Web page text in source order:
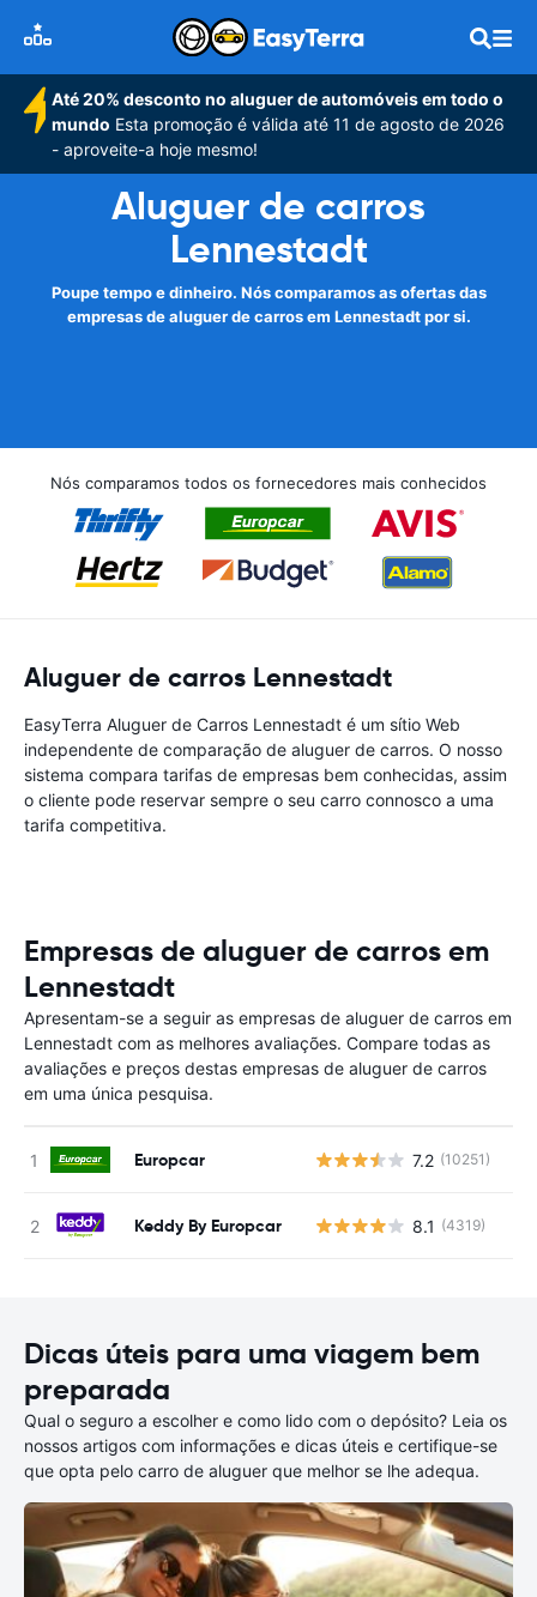
Até 20% desconto no aluguer de automóveis em todo o
mundo Esta promoção é válida até 11 de agosto de 2026
- aproveite-a hoje mesmo!
Aluguer de carros
Lennestadt
Poupe tempo e dinheiro. Nós comparamos as ofertas das
empresas de aluguer de carros em Lennestadt por si.
Nós comparamos todos os fornecedores mais conhecidos
Aluguer de carros Lennestadt
EasyTerra Aluguer de Carros Lennestadt é um sítio Web
independente de comparação de aluguer de carros. O nosso
sistema compara tarifas de empresas bem conhecidas, assim
o cliente pode reservar sempre o seu carro connosco a uma
tarifa competitiva.
Empresas de aluguer de carros em
Lennestadt
Apresentam-se a seguir as empresas de aluguer de carros em
Lennestadt com as melhores avaliações. Compare todas as
avaliações e preços destas empresas de aluguer de carros
em uma única pesquisa.
Europcar 7.2 (10251)
Keddy By Europcar 8.1 (4319)
Dicas úteis para uma viagem bem
preparada
Qual o seguro a escolher e como lido com o depósito? Leia os
nossos artigos com informações e dicas úteis e certifique-se
que opta pelo carro de aluguer que melhor se lhe adequa.